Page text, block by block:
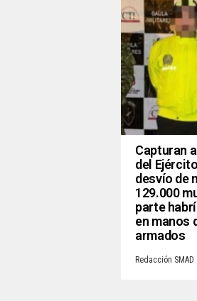
Capturan
del
desvío de
129.000
parte
en manos
armados
Redacción SMAD